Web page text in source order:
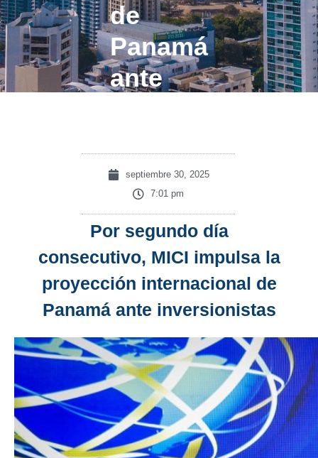
de
Panamá
ante
septiembre 30, 2025
7:01 pm
Por segundo día
consecutivo, MICI impulsa la
proyección internacional de
Panamá ante inversionistas